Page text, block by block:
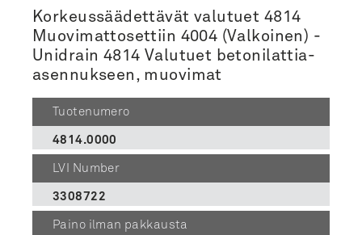
Korkeussäädettävät valutuet 4814
Muovimattosettiin 4004 (Valkoinen) -
Unidrain 4814 Valutuet betonilattia-
asennukseen, muovimat
Tuotenumero
4814.0000
LVI Number
3308722
Paino ilman pakkausta